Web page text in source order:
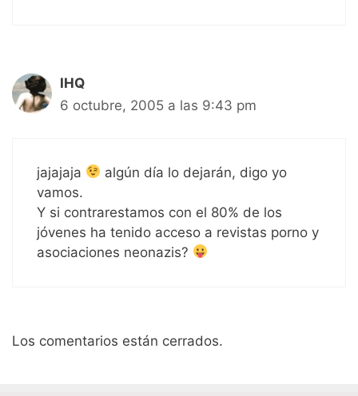
IHQ
6 octubre, 2005 a las 9:43 pm
jajajaja
algún día lo dejarán, digo yo
vamos.
Y si contrarestamos con el 80% de los
jóvenes ha tenido acceso a revistas porno y
asociaciones neonazis?
Los comentarios están cerrados.